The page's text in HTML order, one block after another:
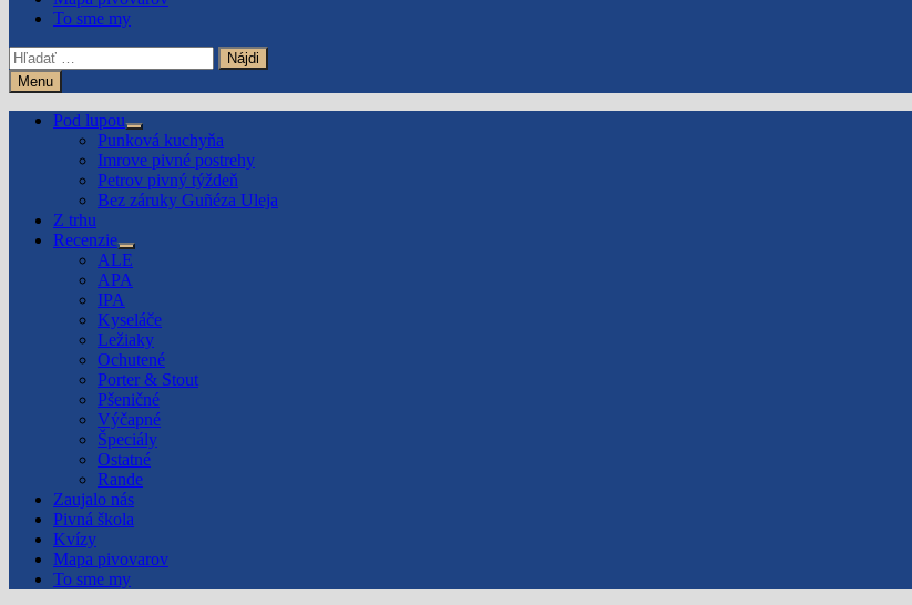
To sme my
Hľadať:
Menu
Pod lupou
Show
sub
menu
Punková kuchyňa
Imrove pivné postrehy
Petrov pivný týždeň
Bez záruky Guñéza Uleja
Z trhu
Recenzie
Show
sub
menu
ALE
APA
IPA
Kyseláče
Ležiaky
Ochutené
Porter & Stout
Pšeničné
Výčapné
Špeciály
Ostatné
Rande
Zaujalo nás
Pivná škola
Kvízy
Mapa pivovarov
To sme my